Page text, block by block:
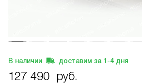
В наличии доставим за 1-4 дня
127 490 руб.